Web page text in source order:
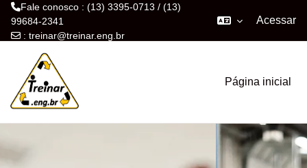
Fale conosco : (13) 3395-0713 / (13)
99684-2341
: treinar@treinar.eng.br
Acessar
Página inicial